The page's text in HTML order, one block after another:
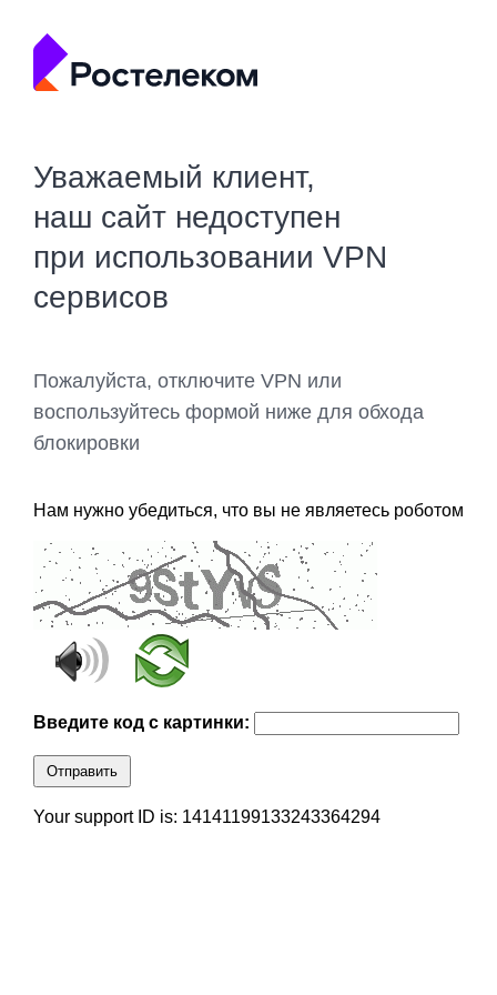
Уважаемый клиент,
наш сайт недоступен
при использовании VPN
сервисов
Пожалуйста, отключите VPN или
воспользуйтесь формой ниже для обхода
блокировки
Нам нужно убедиться, что вы не являетесь роботом
Введите код с картинки:
Отправить
Your support ID is: 14141199133243364294